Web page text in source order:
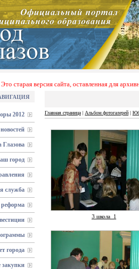
старая версия сайта, оставленная для
2012
Глазова
город
служба
города
Главная страница | Альбом фотогалерей |
3 школа_1